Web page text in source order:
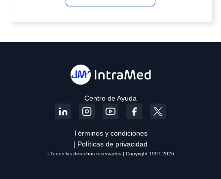
Centro de Ayuda
Términos y condiciones
| Políticas de privacidad
| Todos los derechos reservados | Copyright 1997-2026